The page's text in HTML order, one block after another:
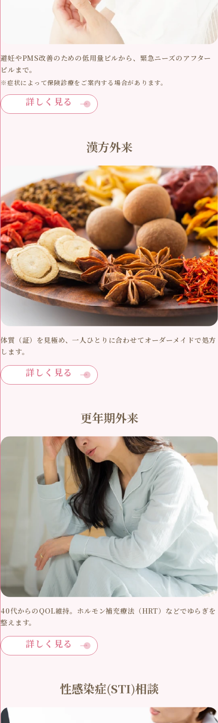
避妊やPMS改善のための低用量ピルから、緊急ニーズのアフター
ピルまで。
※症状によって保険診療をご案内する場合があります。
詳しく見る
漢方外来
体質（証）を見極め、一人ひとりに合わせてオーダーメイドで処方
します。
詳しく見る
更年期外来
40代からのQOL維持。ホルモン補充療法（HRT）などでゆらぎを
整えます。
詳しく見る
性感染症(STI)相談